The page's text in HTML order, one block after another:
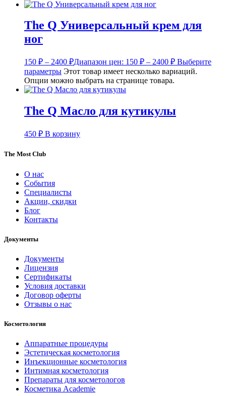
The Q Универсальный крем для
ног
150 ₽ – 2400 ₽Диапазон цен: 150 ₽ – 2400 ₽ Выберите
параметры Этот товар имеет несколько вариаций.
Опции можно выбрать на странице товара.
The Q Масло для кутикулы
450 ₽ В корзину
The Most Club
О нас
События
Специалисты
Акции, скидки
Блог
Контакты
Документы
Документы
Лицензия
Сертификаты
Условия доставки
Договор оферты
Отзывы о нас
Косметология
Аппаратные процедуры
Эстетическая косметология
Инъекционные косметология
Интимная косметология
Препараты для косметологов
Косметика Academie